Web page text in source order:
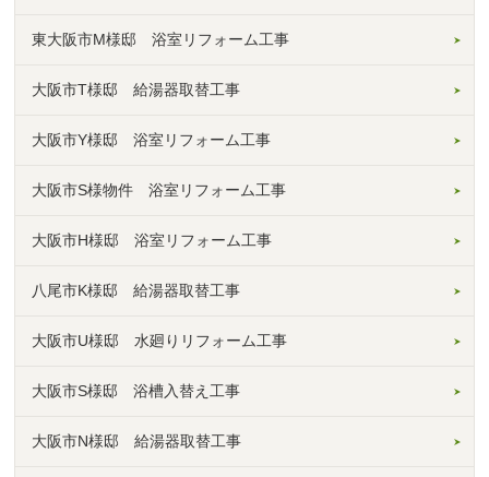
東大阪市M様邸 浴室リフォーム工事
大阪市T様邸 給湯器取替工事
大阪市Y様邸 浴室リフォーム工事
大阪市S様物件 浴室リフォーム工事
大阪市H様邸 浴室リフォーム工事
八尾市K様邸 給湯器取替工事
大阪市U様邸 水廻りリフォーム工事
大阪市S様邸 浴槽入替え工事
大阪市N様邸 給湯器取替工事